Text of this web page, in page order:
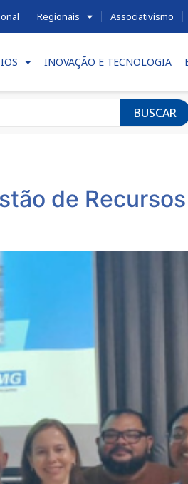
Regionais Associativismo
INOVAÇÃO E TECNOLOGIA
BUSCAR
de Recursos